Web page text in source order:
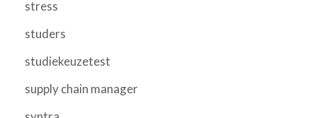
stress
studers
studiekeuzetest
supply chain manager